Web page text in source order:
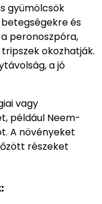
gyümölcsök
és
peronoszpóra,
okozhatják.
a jó
vagy
például Neem-
A növényeket
részeket